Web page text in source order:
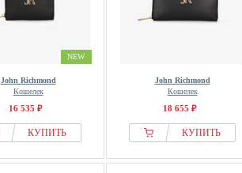
NEW
John Richmond
Кошелек
16 535 ₽
КУПИТЬ
John Richmond
Кошелек
18 655 ₽
КУПИТЬ